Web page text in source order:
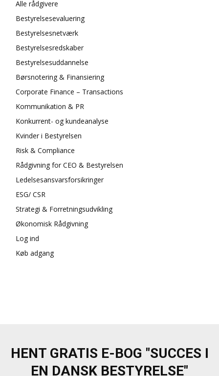
Alle rådgivere
Bestyrelsesevaluering
Bestyrelsesnetværk
Bestyrelsesredskaber
Bestyrelsesuddannelse
Børsnotering & Finansiering
Corporate Finance – Transactions
Kommunikation & PR
Konkurrent- og kundeanalyse
Kvinder i Bestyrelsen
Risk & Compliance
Rådgivning for CEO & Bestyrelsen
Ledelsesansvarsforsikringer
ESG/ CSR
Strategi & Forretningsudvikling
Økonomisk Rådgivning
Log ind
Køb adgang
HENT GRATIS E-BOG "SUCCES I
EN DANSK BESTYRELSE"